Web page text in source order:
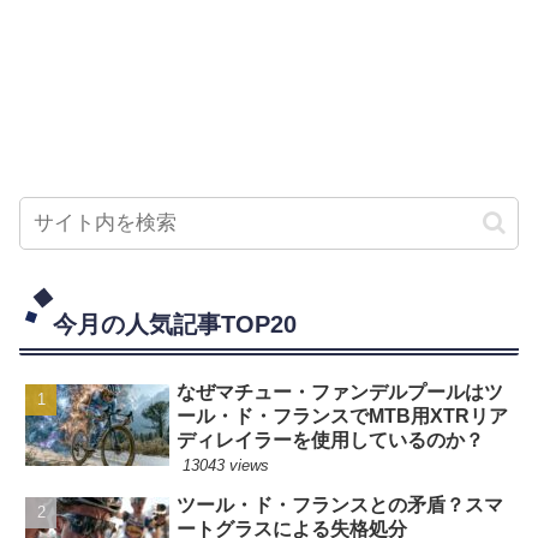
今月の人気記事TOP20
なぜマチュー・ファンデルプールはツ
ール・ド・フランスでMTB用XTRリア
ディレイラーを使用しているのか？
13043 views
ツール・ド・フランスとの矛盾？スマ
ートグラスによる失格処分